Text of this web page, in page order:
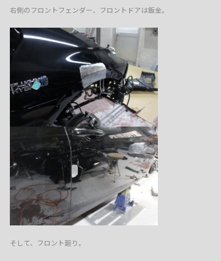
右側のフロントフェンダー、フロントドアは鈑金。
そして、フロント廻り。